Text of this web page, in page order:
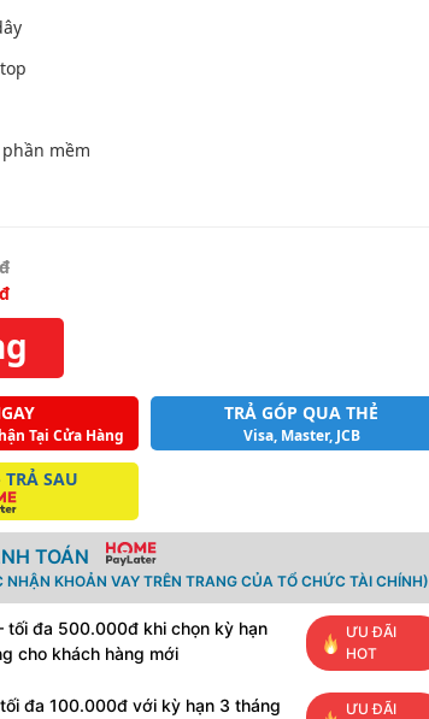
mềm
Tại Cửa Hàng
TRẢ GÓP QUA THẺ
Visa, Master, JCB
SAU
TOÁN
NHẬN KHOẢN VAY TRÊN TRANG CỦA TỔ CHỨC TÀI CHÍNH)
tối đa 500.000đ khi chọn kỳ hạn
cho khách hàng mới
ƯU ĐÃI
HOT
tối đa 100.000đ với kỳ hạn 3 tháng
ƯU ĐÃI